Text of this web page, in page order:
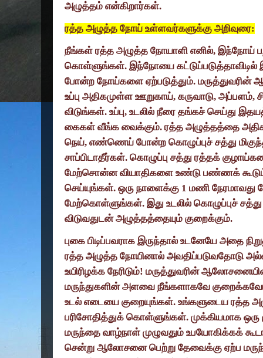
அழுத்தம் என்கிறார்கள்.
ரத்த அழுத்த நோய் உள்ளவர்களுக்கு அறிவுரை:
நீங்கள் ரத்த அழுத்த நோயாளி எனில், இந்நோய்
கொள்ளுங்கள். இந்நோயை கட்டுப்படுத்தாவிடில்
போன்ற நோய்களை ஏற்படுத்தும். மருத்துவரின்
உப்பு அதிகமுள்ள ஊறுகாய், கருவாடு, அப்பளம்,
விடுங்கள். உப்பு, உடலில் நீரை தங்கச் செய்து
கைகள் வீங்க வைக்கும். ரத்த அழுத்தத்தை
நெய், எண்ணெய் போன்ற கொழுப்புச் சத்து
சாப்பிடாதீர்கள். கொழுப்பு சத்து ரத்தக்
மேற்சொன்ன வியாதிகளை உண்டு பண்ணக் கூடும்.
செய்யுங்கள். ஒரு நாளைக்கு 1 மணி நேரமாவது
மேற்கொள்ளுங்கள். இது உடலில் கொழுப்புச்
விடுவதுடன் அழுத்தத்தையும் குறைக்கும்.
புகை பிடிப்பவராக இருந்தால் உடனேயே அதை
ரத்த அழுத்த நோயினால் அவதிப்படுவதோடு
உயிரிழக்க நேரிடும்! மருத்துவரின்
மருந்துகளின் அளவை நீங்களாகவே
உடல் எடையை குறையுங்கள். உங்களுடைய ரத்த
பரிசோதித்துக் கொள்ளுங்கள். முக்கியமாக ஒரு
மருந்தை வாழ்நாள் முழுவதும் உபயோகிக்கக்
சென்று ஆலோசனை பெற்று தேவைக்கு ஏற்ப